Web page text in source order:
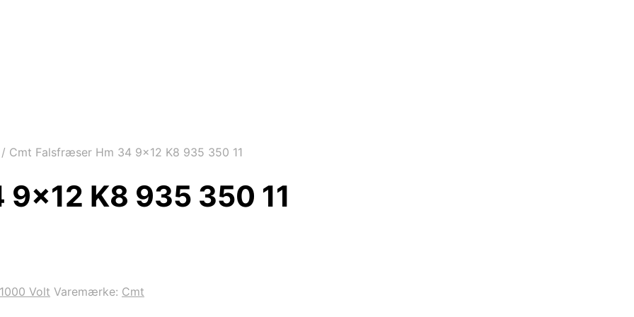
/ Cmt Falsfræser Hm 34 9×12 K8 935 350 11
K8 935 350 11
Volt Varemærke: Cmt